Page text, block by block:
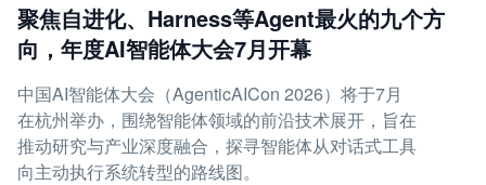
聚焦自进化、Harness等Agent最火的九个方
向，年度AI智能体大会7月开幕
中国AI智能体大会（AgenticAICon 2026）将于7月
在杭州举办，围绕智能体领域的前沿技术展开，旨在
推动研究与产业深度融合，探寻智能体从对话式工具
向主动执行系统转型的路线图。